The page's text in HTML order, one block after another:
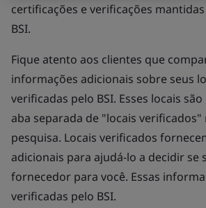
certificações e verificações
BSI.
Fique atento aos clientes que
informações adicionais sobre seus
verificadas pelo BSI. Esses locais
aba separada de "locais
pesquisa. Locais verificados
adicionais para ajudá-lo a decidir se
fornecedor para você. Essas
verificadas pelo BSI.